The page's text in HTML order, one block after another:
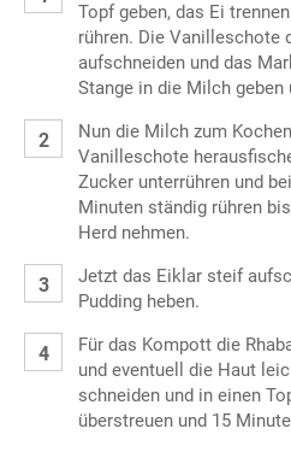
Topf geben, das Ei
rühren. Die Vanilleschote
aufschneiden und das
Stange in die Milch geben
Nun die Milch zum
Vanilleschote
Zucker unterrühren und
Minuten ständig rühren
Herd nehmen.
Jetzt das Eiklar steif
Pudding heben.
Für das Kompott die
und eventuell die Haut
schneiden und in einen
überstreuen und 15